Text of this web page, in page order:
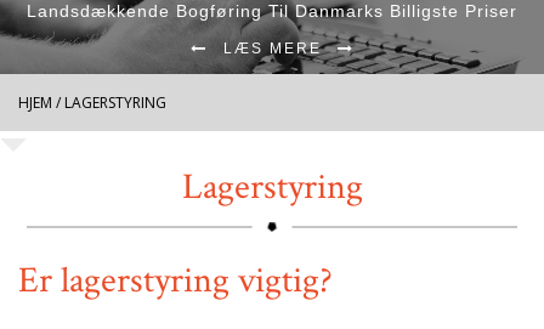
Landsdækkende Bogføring Til Danmarks Billigste Priser
LÆS MERE
HJEM / LAGERSTYRING
Lagerstyring
Er lagerstyring vigtig?